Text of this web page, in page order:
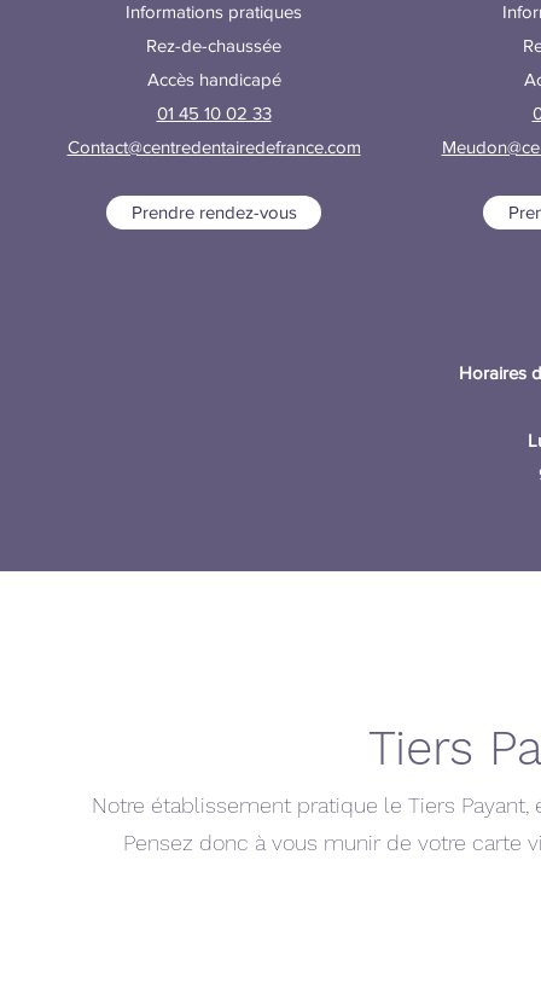
Informations pratiques
Rez-de-chaussée
Accès handicapé
01 45 10 02 33
Contact@centredentairedefrance.com
Prendre rendez-vous
Horaires
Tiers
Notre établissement pratique le Tiers
Pensez donc à vous munir de votre carte